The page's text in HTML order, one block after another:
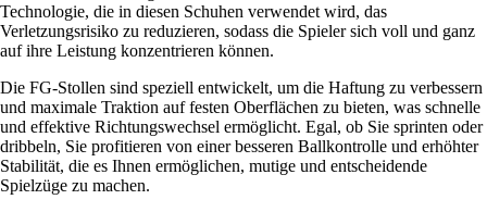
Technologie, die in diesen Schuhen verwendet wird, das
Verletzungsrisiko zu reduzieren, sodass die Spieler sich voll und ganz
auf ihre Leistung konzentrieren können.
Die FG-Stollen sind speziell entwickelt, um die Haftung zu verbessern
und maximale Traktion auf festen Oberflächen zu bieten, was schnelle
und effektive Richtungswechsel ermöglicht. Egal, ob Sie sprinten oder
dribbeln, Sie profitieren von einer besseren Ballkontrolle und erhöhter
Stabilität, die es Ihnen ermöglichen, mutige und entscheidende
Spielzüge zu machen.